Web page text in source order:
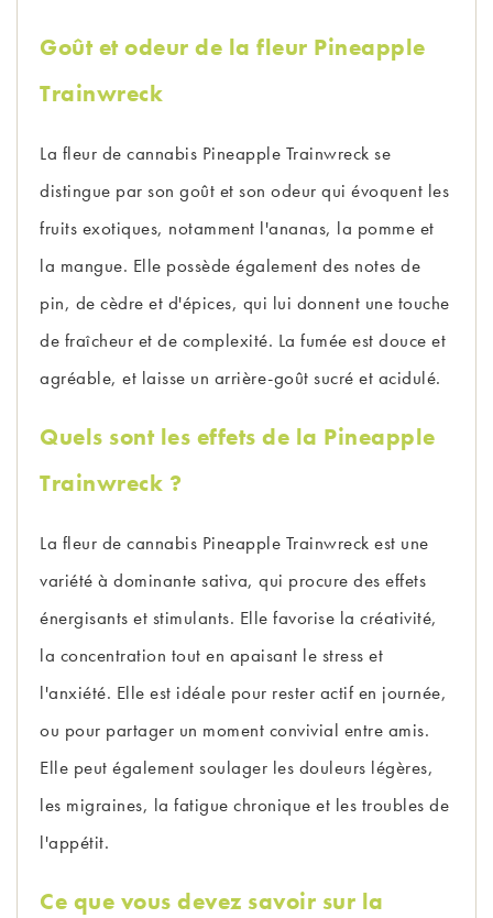
Goût et odeur de la fleur Pineapple
Trainwreck
La fleur de cannabis Pineapple Trainwreck se
distingue par son goût et son odeur qui évoquent les
fruits exotiques, notamment l'ananas, la pomme et
la mangue. Elle possède également des notes de
pin, de cèdre et d'épices, qui lui donnent une touche
de fraîcheur et de complexité. La fumée est douce et
agréable, et laisse un arrière-goût sucré et acidulé.
Quels sont les effets de la Pineapple
Trainwreck ?
La fleur de cannabis Pineapple Trainwreck est une
variété à dominante sativa, qui procure des effets
énergisants et stimulants. Elle favorise la créativité,
la concentration tout en apaisant le stress et
l'anxiété. Elle est idéale pour rester actif en journée,
ou pour partager un moment convivial entre amis.
Elle peut également soulager les douleurs légères,
les migraines, la fatigue chronique et les troubles de
l'appétit.
Ce que vous devez savoir sur la